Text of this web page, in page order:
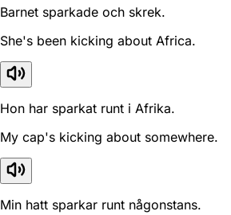
Barnet sparkade och skrek.
She's been kicking about Africa.
Hon har sparkat runt i Afrika.
My cap's kicking about somewhere.
Min hatt sparkar runt någonstans.